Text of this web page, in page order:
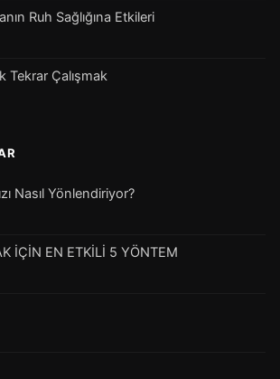
Ruh Sağlığına Etkileri
Tekrar Çalışmak
Nasıl Yönlendiriyor?
İÇİN EN ETKİLİ 5 YÖNTEM